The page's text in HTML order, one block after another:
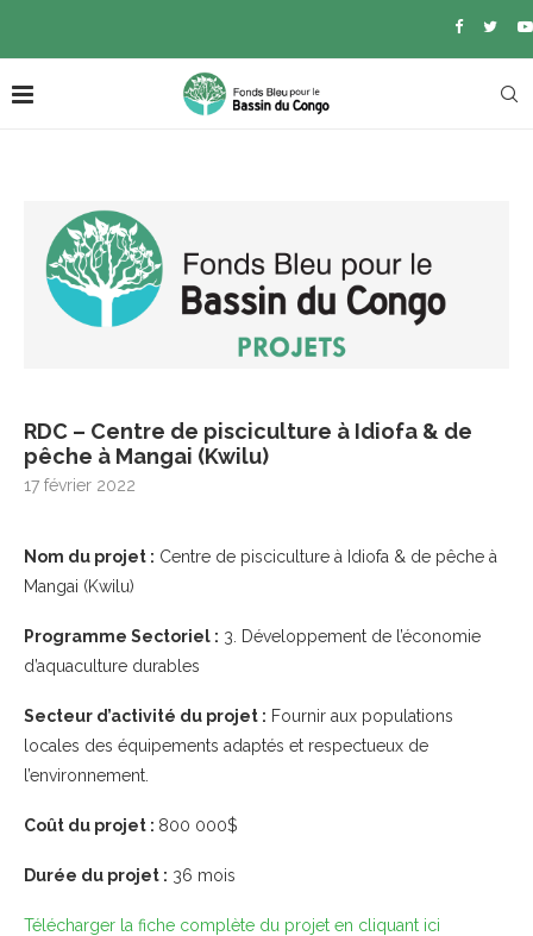
RDC – Centre de pisciculture à Idiofa & de
pêche à Mangai (Kwilu)
17 février 2022
Nom du projet : Centre de pisciculture à Idiofa & de pêche à
Mangai (Kwilu)
Programme Sectoriel : 3. Développement de l’économie
d’aquaculture durables
Secteur d’activité du projet : Fournir aux populations
locales des équipements adaptés et respectueux de
l’environnement.
Coût du projet : 800 000$
Durée du projet : 36 mois
Télécharger la fiche complète du projet en cliquant ici